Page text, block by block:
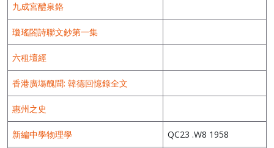
九成宮醴泉鉻
瓊瑤閤詩聯文鈔第一集
六租壇經
香港廣塲醜聞: 韓德回憶錄全文
惠州之史
新編中學物理學 QC23 .W8 1958